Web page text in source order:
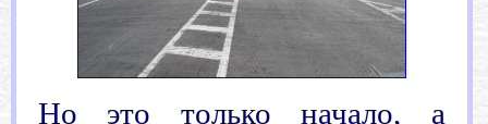
Но это только начало, а